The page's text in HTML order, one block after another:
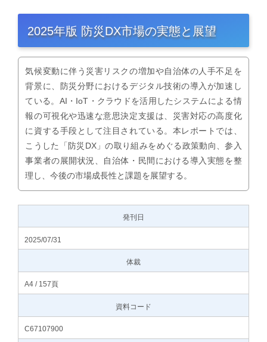
2025年版 防災DX市場の実態と展望
気候変動に伴う災害リスクの増加や自治体の人手不足を
背景に、防災分野におけるデジタル技術の導入が加速し
ている。AI・IoT・クラウドを活用したシステムによる情
報の可視化や迅速な意思決定支援は、災害対応の高度化
に資する手段として注目されている。本レポートでは、
こうした「防災DX」の取り組みをめぐる政策動向、参入
事業者の展開状況、自治体・民間における導入実態を整
理し、今後の市場成長性と課題を展望する。
発刊日
2025/07/31
体裁
A4 / 157頁
資料コード
C67107900